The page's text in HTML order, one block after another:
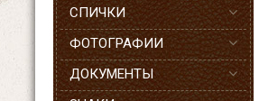
СПИЧКИ
ФОТОГРАФИИ
ДОКУМЕНТЫ